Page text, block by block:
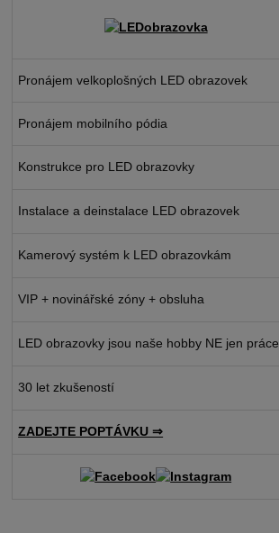
Pronájem velkoplošných LED obrazovek
Pronájem mobilního pódia
Konstrukce pro LED obrazovky
Instalace a deinstalace LED obrazovek
Kamerový systém k LED obrazovkám
VIP + novinářské zóny + obsluha
LED obrazovky jsou naše hobby NE jen práce
30 let zkušeností
ZADEJTE POPTÁVKU ⇒